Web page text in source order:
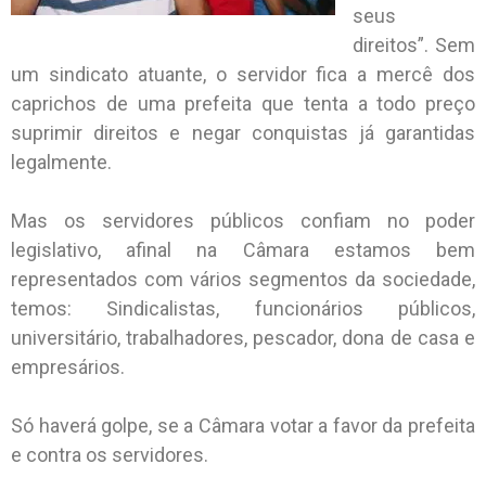
seus
direitos”. Sem
um sindicato atuante, o servidor fica a mercê dos
caprichos de uma prefeita que tenta a todo preço
suprimir direitos e negar conquistas já garantidas
legalmente.
Mas os servidores públicos confiam no poder
legislativo, afinal na Câmara estamos bem
representados com vários segmentos da sociedade,
temos: Sindicalistas, funcionários públicos,
universitário, trabalhadores, pescador, dona de casa e
empresários.
Só haverá golpe, se a Câmara votar a favor da prefeita
e contra os servidores.